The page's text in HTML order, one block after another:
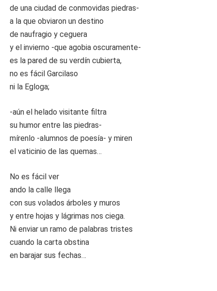
de una ciudad de conmovidas piedras-
a la que obviaron un destino
de naufragio y ceguera
y el invierno -que agobia oscuramente-
es la pared de su verdín cubierta,
no es fácil Garcilaso
ni la Egloga;
-aún el helado visitante filtra
su humor entre las piedras-
mírenlo -alumnos de poesía- y miren
el vaticinio de las quemas…
No es fácil ver
ando la calle llega
con sus volados árboles y muros
y entre hojas y lágrimas nos ciega.
Ni enviar un ramo de palabras tristes
cuando la carta obstina
en barajar sus fechas…